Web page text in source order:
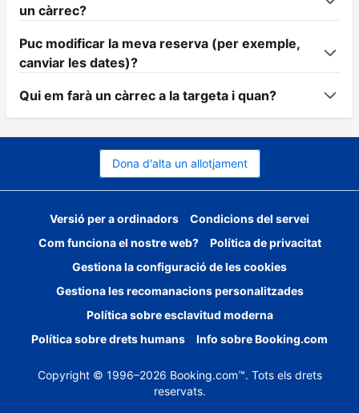
un càrrec?
Puc modificar la meva reserva (per exemple,
canviar les dates)?
Qui em farà un càrrec a la targeta i quan?
Dona d'alta un allotjament
Versió per a ordinadors
Condicions del servei
Com funciona el nostre web?
Política de privacitat
Gestiona la configuració de les cookies
Gestiona les recomanacions personalitzades
Política sobre esclavitud moderna
Política sobre drets humans
Info sobre Booking.com
Copyright © 1996–2026 Booking.com™. Tots els drets
reservats.